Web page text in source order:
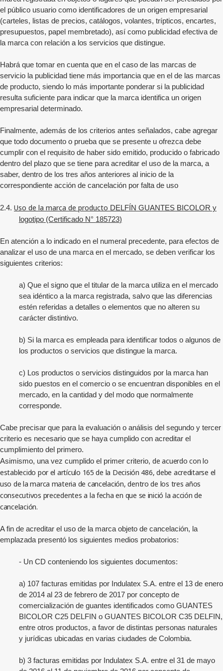
el público usuario como identificadores de un origen empresarial
(carteles, listas de precios, catálogos, volantes, trípticos, encartes,
presupuestos, papel membretado), así como publicidad efectiva de
la marca con relación a los servicios que distingue.
Habrá que tomar en cuenta que en el caso de las marcas de
servicio la publicidad tiene más importancia que en el de las marcas
de producto, siendo lo más importante ponderar si la publicidad
resulta suficiente para indicar que la marca identifica un origen
empresarial determinado.
Finalmente, además de los criterios antes señalados, cabe agregar
que todo documento o prueba que se presente u ofrezca debe
cumplir con el requisito de haber sido emitido, producido o fabricado
dentro del plazo que se tiene para acreditar el uso de la marca, a
saber, dentro de los tres años anteriores al inicio de la
correspondiente acción de cancelación por falta de uso
2.4. Uso de la marca de producto DELFÍN GUANTES BICOLOR y
logotipo (Certificado N° 185723)
En atención a lo indicado en el numeral precedente, para efectos de
analizar el uso de una marca en el mercado, se deben verificar los
siguientes criterios:
a) Que el signo que el titular de la marca utiliza en el mercado
sea idéntico a la marca registrada, salvo que las diferencias
estén referidas a detalles o elementos que no alteren su
carácter distintivo.
b) Si la marca es empleada para identificar todos o algunos de
los productos o servicios que distingue la marca.
c) Los productos o servicios distinguidos por la marca han
sido puestos en el comercio o se encuentran disponibles en el
mercado, en la cantidad y del modo que normalmente
corresponde.
Cabe precisar que para la evaluación o análisis del segundo y tercer
criterio es necesario que se haya cumplido con acreditar el
cumplimiento del primero.
Asimismo, una vez cumplido el primer criterio, de acuerdo con lo
establecido por el artículo 165 de la Decisión 486, debe acreditarse el
uso de la marca materia de cancelación, dentro de los tres años
consecutivos precedentes a la fecha en que se inició la acción de
cancelación.
A fin de acreditar el uso de la marca objeto de cancelación, la
emplazada presentó los siguientes medios probatorios:
- Un CD conteniendo los siguientes documentos:
a) 107 facturas emitidas por Indulatex S.A. entre el 13 de enero
de 2014 al 23 de febrero de 2017 por concepto de
comercialización de guantes identificados como GUANTES
BICOLOR C25 DELFIN o GUANTES BICOLOR C35 DELFIN,
entre otros productos, a favor de distintas personas naturales
y jurídicas ubicadas en varias ciudades de Colombia.
b) 3 facturas emitidas por Indulatex S.A. entre el 31 de mayo